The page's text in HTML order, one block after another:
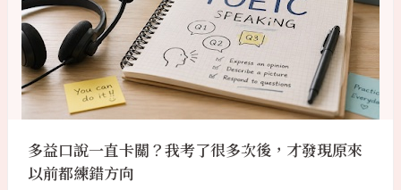
多益口說一直卡關？我考了很多次後，才發現原來
以前都練錯方向